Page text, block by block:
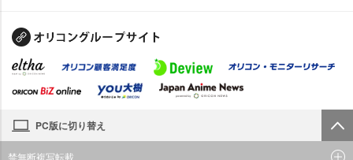
PC版に切り替え
禁無断複写転載